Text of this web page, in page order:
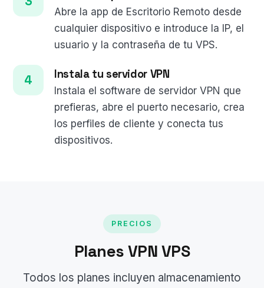
Abre la app de Escritorio Remoto desde
cualquier dispositivo e introduce la IP, el
usuario y la contraseña de tu VPS.
Instala tu servidor VPN
Instala el software de servidor VPN que
prefieras, abre el puerto necesario, crea
los perfiles de cliente y conecta tus
dispositivos.
PRECIOS
Planes VPN VPS
Todos los planes incluyen almacenamiento